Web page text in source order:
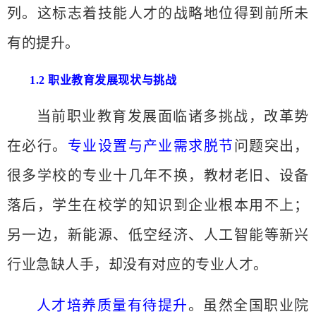
列。这标志着技能人才的战略地位得到前所未
有的提升。
1.2 职业教育发展现状与挑战
当前职业教育发展面临诸多挑战，改革势
在必行。 专业设置与产业需求脱节问题突出，
很多学校的专业十几年不换，教材老旧、设备
落后，学生在校学的知识到企业根本用不上；
另一边，新能源、低空经济、人工智能等新兴
行业急缺人手，却没有对应的专业人才。
人才培养质量有待提升。虽然全国职业院